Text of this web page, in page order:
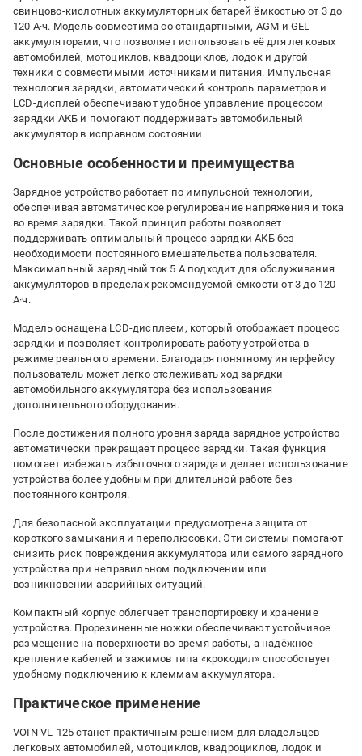
свинцово-кислотных аккумуляторных батарей ёмкостью от 3 до
120 А·ч. Модель совместима со стандартными, AGM и GEL
аккумуляторами, что позволяет использовать её для легковых
автомобилей, мотоциклов, квадроциклов, лодок и другой
техники с совместимыми источниками питания. Импульсная
технология зарядки, автоматический контроль параметров и
LCD-дисплей обеспечивают удобное управление процессом
зарядки АКБ и помогают поддерживать автомобильный
аккумулятор в исправном состоянии.
Основные особенности и преимущества
Зарядное устройство работает по импульсной технологии,
обеспечивая автоматическое регулирование напряжения и тока
во время зарядки. Такой принцип работы позволяет
поддерживать оптимальный процесс зарядки АКБ без
необходимости постоянного вмешательства пользователя.
Максимальный зарядный ток 5 А подходит для обслуживания
аккумуляторов в пределах рекомендуемой ёмкости от 3 до 120
А·ч.
Модель оснащена LCD-дисплеем, который отображает процесс
зарядки и позволяет контролировать работу устройства в
режиме реального времени. Благодаря понятному интерфейсу
пользователь может легко отслеживать ход зарядки
автомобильного аккумулятора без использования
дополнительного оборудования.
После достижения полного уровня заряда зарядное устройство
автоматически прекращает процесс зарядки. Такая функция
помогает избежать избыточного заряда и делает использование
устройства более удобным при длительной работе без
постоянного контроля.
Для безопасной эксплуатации предусмотрена защита от
короткого замыкания и переполюсовки. Эти системы помогают
снизить риск повреждения аккумулятора или самого зарядного
устройства при неправильном подключении или
возникновении аварийных ситуаций.
Компактный корпус облегчает транспортировку и хранение
устройства. Прорезиненные ножки обеспечивают устойчивое
размещение на поверхности во время работы, а надёжное
крепление кабелей и зажимов типа «крокодил» способствует
удобному подключению к клеммам аккумулятора.
Практическое применение
VOIN VL-125 станет практичным решением для владельцев
легковых автомобилей, мотоциклов, квадроциклов, лодок и